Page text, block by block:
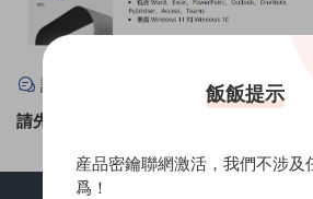
評論
請先
飯飯提示
産品密鑰聯網激活，我們不涉及
爲！